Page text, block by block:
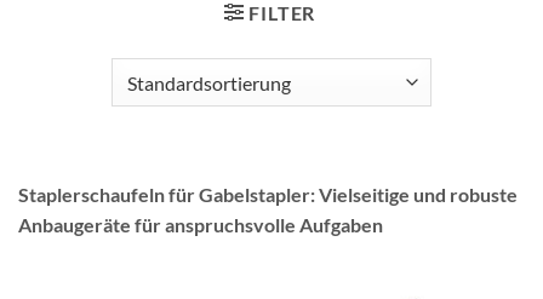
FILTER
Staplerschaufeln für Gabelstapler: Vielseitige und robuste
Anbaugeräte für anspruchsvolle Aufgaben